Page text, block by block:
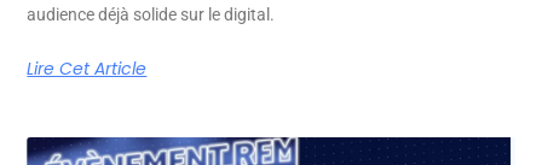
audience déjà solide sur le digital.
Lire Cet Article